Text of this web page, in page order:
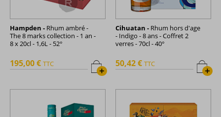
Hampden - Rhum ambré -
The 8 marks collection - 1 an -
8 x 20cl - 1,6L - 52°
+
195,00 € TTC
Cihuatan - Rhum hors d'age
- Indigo - 8 ans - Coffret 2
verres - 70cl - 40°
+
50,42 € TTC